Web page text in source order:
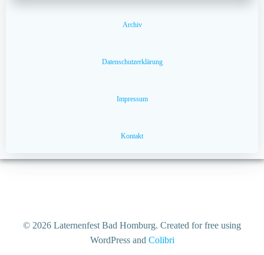
Archiv
Datenschutzerklärung
Impressum
Kontakt
© 2026 Laternenfest Bad Homburg. Created for free using
WordPress and Colibri